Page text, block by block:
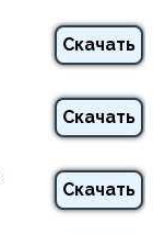
Скачать
Скачать
Скачать